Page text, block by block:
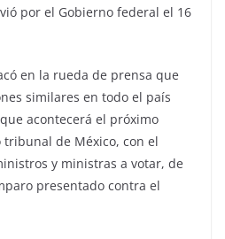
por el Gobierno federal el 16
en la rueda de prensa que
similares en todo el país
acontecerá el próximo
de México, con el
y ministras a votar, de
presentado contra el